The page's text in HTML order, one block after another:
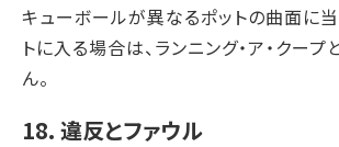
キューボールが異なるポットの曲面に
トに入る場合は、ランニング・ア・クー
ん。
18. 違反とファウル